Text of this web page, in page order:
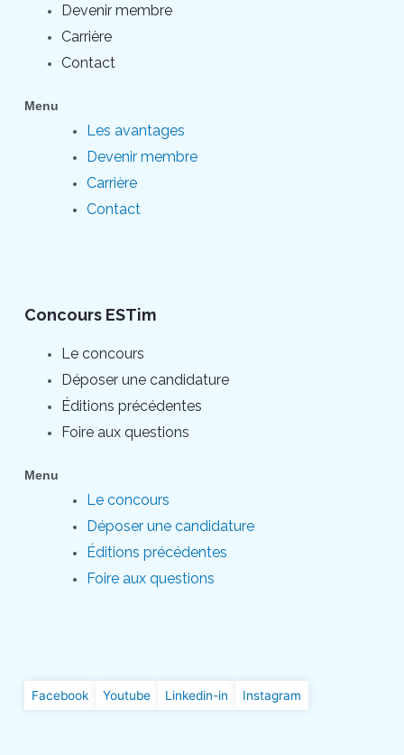
Devenir membre
Carrière
Contact
Menu
Les avantages
Devenir membre
Carrière
Contact
Concours ESTim
Le concours
Déposer une candidature
Éditions précédentes
Foire aux questions
Menu
Le concours
Déposer une candidature
Éditions précédentes
Foire aux questions
Facebook Youtube Linkedin-in Instagram